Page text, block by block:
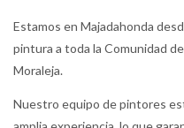
Estamos en Majadahonda
pintura a toda la Comunidad
Moraleja.
Nuestro equipo de pintores